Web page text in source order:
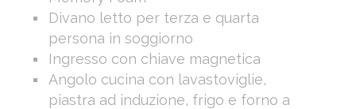
Divano letto per terza e quarta
persona in soggiorno
Ingresso con chiave magnetica
Angolo cucina con lavastoviglie,
piastra ad induzione, frigo e forno a